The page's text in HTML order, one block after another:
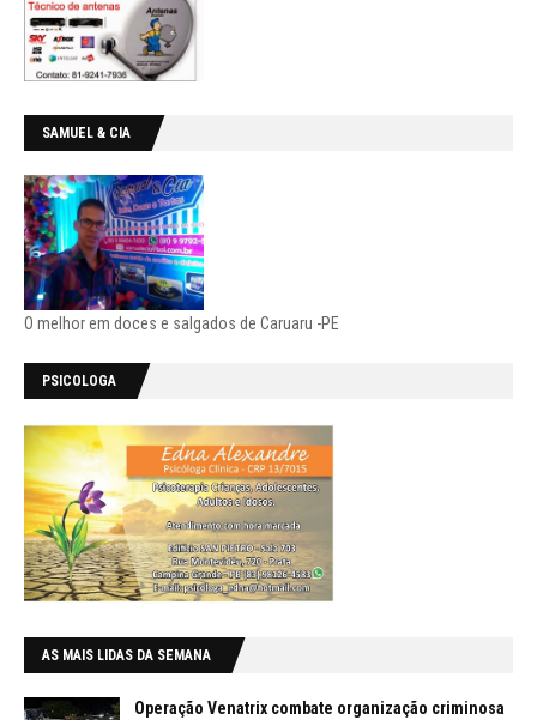
SAMUEL & CIA
O melhor em doces e salgados de Caruaru -PE
PSICOLOGA
AS MAIS LIDAS DA SEMANA
Operação Venatrix combate organização criminosa